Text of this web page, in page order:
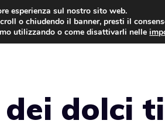
TORTE AL CIOCCOLATO
dolci
esperienza sul nostro sito web.
o chiudendo il banner, presti il
utilizzando o come disattivarli nelle